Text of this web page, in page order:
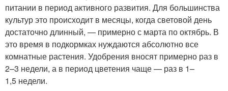
питании в период активного развития. Для большинства
культур это происходит в месяцы, когда световой день
достаточно длинный, — примерно с марта по октябрь. В
это время в подкормках нуждаются абсолютно все
комнатные растения. Удобрения вносят примерно раз в
2–3 недели, а в период цветения чаще — раз в 1–
1,5 недели.